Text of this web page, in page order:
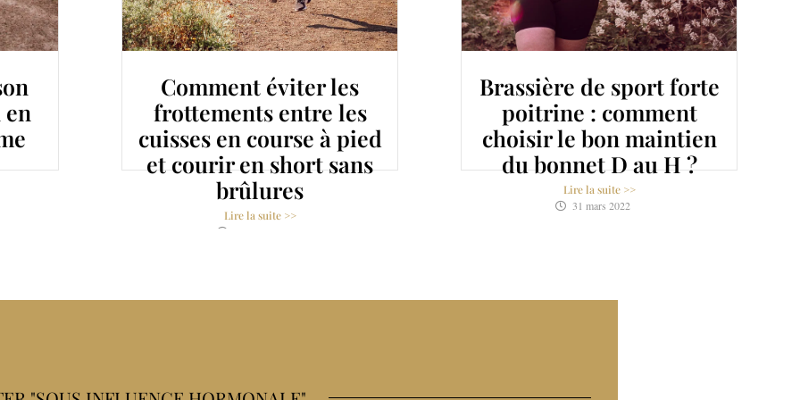
Brassière de sport forte
poitrine : comment
choisir le bon maintien
du bonnet D au H ?
Lire la suite >>
Summer Body |
Pourquoi est-ce que je
le vise
Lire la suite >>